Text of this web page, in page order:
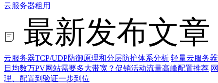
云服务器租用
最新发布文章
云服务器TCP/UDP防御原理和分层防护体系分析 轻量云服务
日均数万PV网站需要多大带宽？促销活动流量高峰配置推荐
理、配置到验证一步到位